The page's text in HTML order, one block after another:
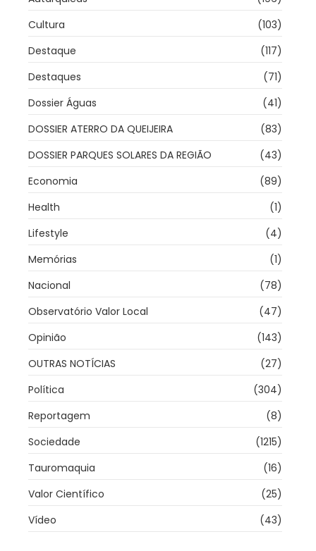
Cultura
(103)
Destaque
(117)
Destaques
(71)
Dossier Águas
(41)
DOSSIER ATERRO DA QUEIJEIRA
(83)
DOSSIER PARQUES SOLARES DA REGIÃO
(43)
Economia
(89)
Health
(1)
Lifestyle
(4)
Memórias
(1)
Nacional
(78)
Observatório Valor Local
(47)
Opinião
(143)
OUTRAS NOTÍCIAS
(27)
Política
(304)
Reportagem
(8)
Sociedade
(1215)
Tauromaquia
(16)
Valor Científico
(25)
Vídeo
(43)